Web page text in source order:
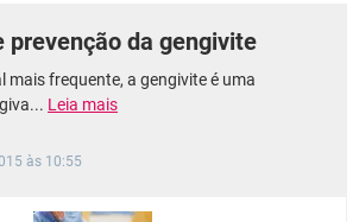
prevenção da gengivite
mais frequente, a gengivite é uma
Leia mais
às 10:55